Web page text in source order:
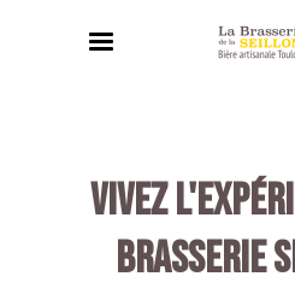
VIVEZ
BRASSERIE